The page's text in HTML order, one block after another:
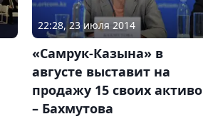
22:28, 23 июля 2014
«Самрук-Казына» в
августе выставит на
продажу 15 своих
– Бахмутова